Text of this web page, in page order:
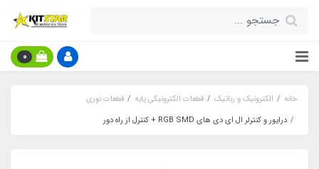
0
خانه الکترونیک و رباتیک قطعات الکترونیکی پایه
قطعات نوری
درایور و کنترلر ال ای دی های RGB SMD + کنترل از راه دور